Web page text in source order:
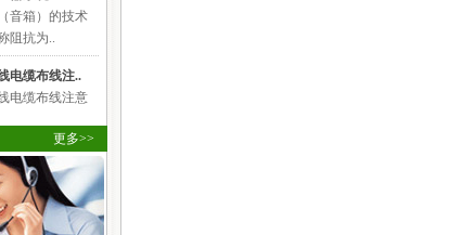
阻抗为..
电缆布线注意
用途 ..
工的步骤有..
任务时询问客
材勘察建..
检测器
更多>>